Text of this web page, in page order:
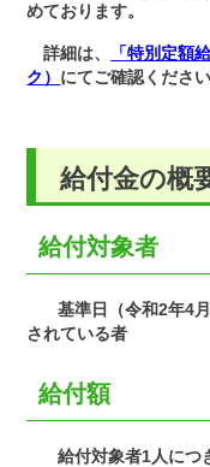
めております。
詳細は、
「特別定額
ク） にてご確認ください
給付金の概
給付対象者
基準日（令和2年4
されている者
給付額
給付対象者1人につ